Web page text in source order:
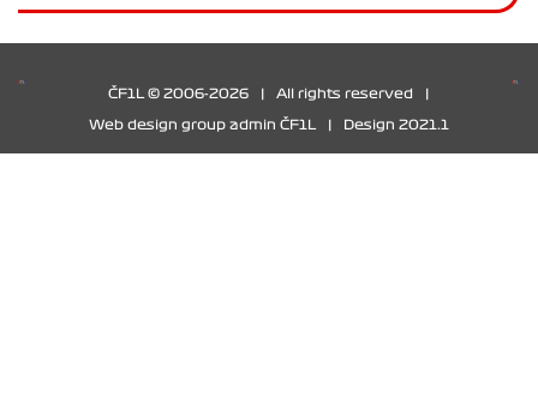
ČF1L © 2006-2026 All rights reserved
Web design group admin ČF1L Design 2021.1